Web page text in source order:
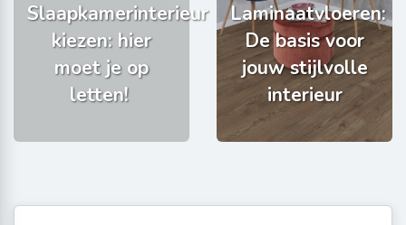
Slaapkamerinterieur
kiezen: hier
moet je op
letten!
Laminaatvloeren:
De basis voor
jouw stijlvolle
interieur